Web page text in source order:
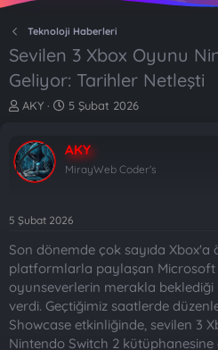
Teknoloji Haberleri
Sevilen 3 Xbox Oyunu
Geliyor: Tarihler Netleşti
K
b
u
y
b
ş
l
t
a
n
AKY
B
l
a
ı
t
a
h
i
5 Şubat 2026
AKY
MirayWeb Coder's
5 Şubat 2026
Son dönemde çok sayıda
platformlarla paylaşan Microsoft
oyunseverlerin merakla
verdi. Geçtiğimiz saatlerde
Showcase etkinliğinde, sevilen 3
Nintendo Switch 2 kütüphanesine